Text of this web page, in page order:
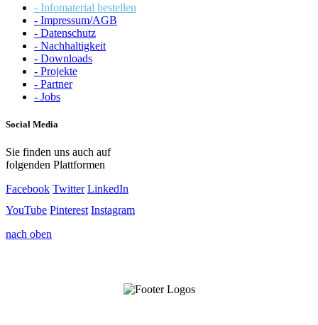
- Infomaterial bestellen
- Impressum/AGB
- Datenschutz
- Nachhaltigkeit
- Downloads
- Projekte
- Partner
- Jobs
Social Media
Sie finden uns auch auf
folgenden Plattformen
Facebook Twitter LinkedIn
YouTube Pinterest Instagram
nach oben